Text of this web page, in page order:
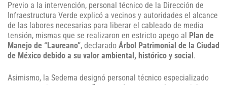
Previo a la intervención, personal técnico de la Dirección de
Infraestructura Verde explicó a vecinos y autoridades el alcance
de las labores necesarias para liberar el cableado de media
tensión, mismas que se realizaron en estricto apego al Plan de
Manejo de “Laureano”, declarado Árbol Patrimonial de la Ciudad
de México debido a su valor ambiental, histórico y social.
Asimismo, la Sedema designó personal técnico especializado